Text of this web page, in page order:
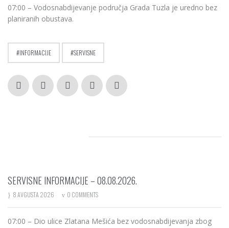
07:00 – Vodosnabdijevanje područja Grada Tuzla je uredno bez
planiranih obustava.
INFORMACIJE SERVISNE
SERVISNE INFORMACIJE – 08.08.2026.
8 AVGUSTA 2026 0 COMMENTS
07:00 – Dio ulice Zlatana Mešića bez vodosnabdijevanja zbog